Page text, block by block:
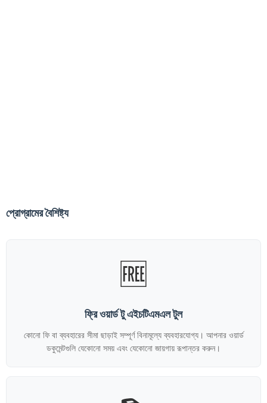
প্রোগ্রামের বৈশিষ্ট্য
🆓
ফ্রি ওয়ার্ড টু এইচটিএমএল টুল
কোনো ফি বা ব্যবহারের সীমা ছাড়াই সম্পূর্ণ বিনামূল্যে ব্যবহারযোগ্য। আপনার ওয়ার্ড
ডকুমেন্টগুলি যেকোনো সময় এবং যেকোনো জায়গায় রূপান্তর করুন।